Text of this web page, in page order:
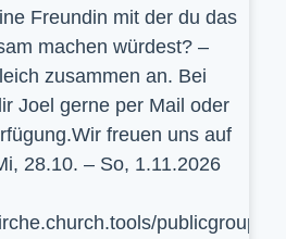
Freundin mit der du das
machen würdest? –
zusammen an. Bei
Joel gerne per Mail oder
freuen uns auf
28.10. – So, 1.11.2026
publicgroup/617